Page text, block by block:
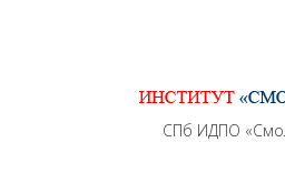
перерывов в рабочие дни с
MAX +7 (981)
СПб ИДПО